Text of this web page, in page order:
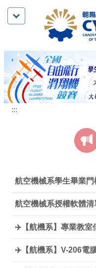
跳
內
容
區
:::
航空機械系學生畢業
航空機械系授權軟體清
✈️【航機系】專業教室
✈️【航機系】V-206電